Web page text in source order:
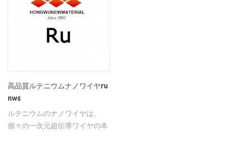
高品質ルテニウムナノワイヤru
nws
ルテニウムのナノワイヤは、
個々の一次元超伝導ワイヤの本